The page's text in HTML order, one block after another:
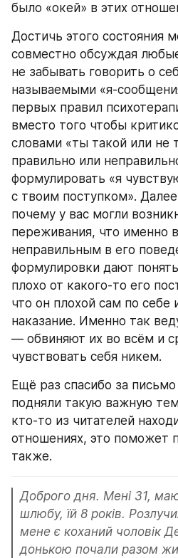
было «окей» в этих
Достичь этого состояния
совместно обсуждая
не забывать говорить о
называемыми «я-
первых правил
вместо того чтобы
словами «ты такой или не
правильно или
формулировать «я
с твоим поступком».
почему у вас могли
переживания, что именно
неправильным в его
формулировки дают
плохо от какого-то его
что он плохой сам по себе
наказание. Именно так
— обвиняют их во всём и
чувствовать себя никем.
Ещё раз спасибо за
подняли такую важную
кто-то из читателей
отношениях, это поможет
также.
Доброго дня. Мені 31,
шлюбу, їй 8 років.
мене є коханий чоловік
донькою почали разом